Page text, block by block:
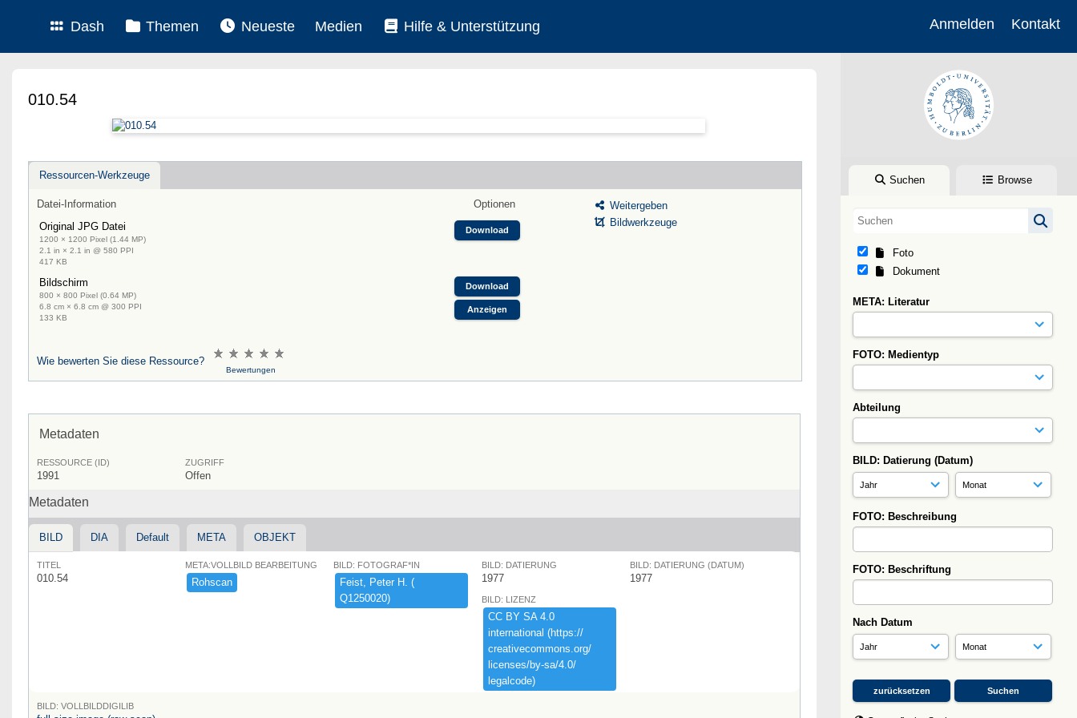
Dash Themen Neueste Medien Hilfe & Unterstützung Anmelden Kontakt
Suchen Browse
Foto
Dokument
META: Literatur
FOTO: Medientyp
Abteilung
BILD: Datierung (Datum)
FOTO: Beschreibung
FOTO: Beschriftung
Nach Datum
010.54
Ressourcen-Werkzeuge
Datei-Information
Optionen
Original JPG Datei
1200 × 1200 Pixel (1.44 MP)
2.1 in × 2.1 in @ 580 PPI
417 KB
Download
Bildschirm
800 × 800 Pixel (0.64 MP)
6.8 cm × 6.8 cm @ 300 PPI
133 KB
Download
Anzeigen
Weitergeben
Bildwerkzeuge
Wie bewerten Sie diese Ressource?
Bewertungen
Metadaten
RESSOURCE (ID)
1991
ZUGRIFF
Offen
Metadaten
BILD DIA Default META OBJEKT
TITEL
010.54
META:VOLLBILD BEARBEITUNG
Rohscan
BILD: FOTOGRAF*IN
Feist,​ ​Peter ​H.​ ​(​
Q1250020)​
BILD: DATIERUNG
1977
BILD: DATIERUNG (DATUM)
1977
BILD: LIZENZ
CC ​BY ​SA ​4.​0 ​
international ​(​https:​/​/​
creativecommons.​org/​
licenses/​by-​sa/​4.​0/​
legalcode)​
BILD: VOLLBILDDIGILIB